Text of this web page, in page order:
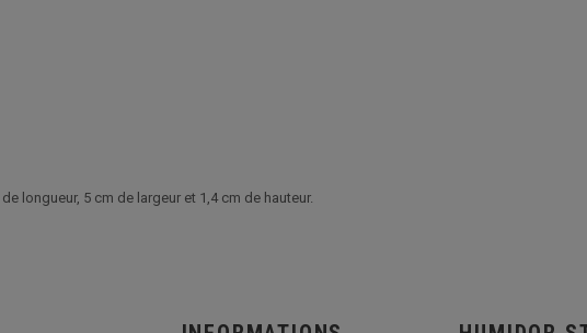
longueur, 5 cm de largeur et 1,4 cm de hauteur.